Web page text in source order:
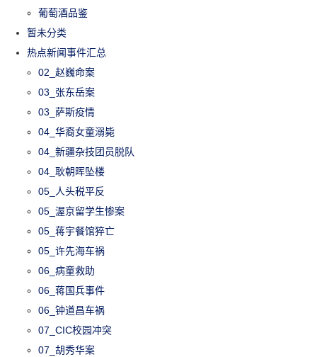
葡萄酒品鉴
暂未分类
热点新闻事件汇总
02_赵巍命案
03_张东岳案
03_萨斯疫情
04_华裔女童溺毙
04_新疆杂技团员脱队
04_耿朝晖坠楼
05_人头税平反
05_渥京留学生惨案
05_蒋宇餐馆猝亡
05_许先海车祸
06_病童救助
06_蒋国兵事件
06_钟道昌车祸
07_CIC校园冲突
07_胡秀华案